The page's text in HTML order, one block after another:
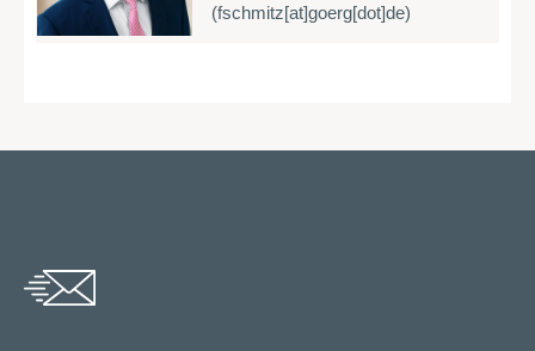
(fschmitz[at]goerg[dot]de)